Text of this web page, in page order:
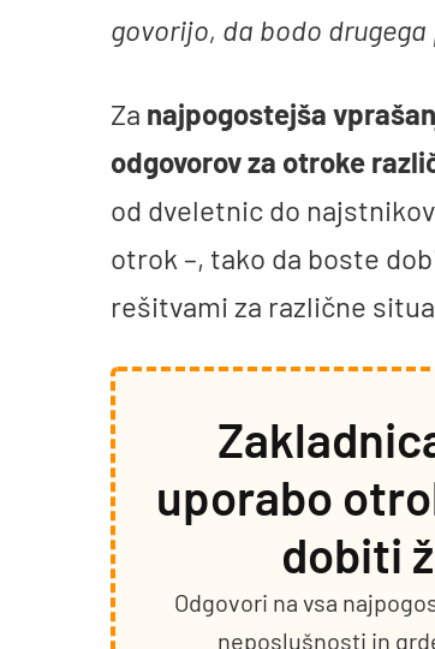
govorijo, da bodo drugega
Za najpogostejša
odgovorov za otroke
od dveletnic do
otrok –, tako da boste
rešitvami za različne
uporabo
dobiti
Odgovori na vsa
neposlušnosti in